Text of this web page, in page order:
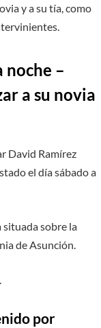
y a su tía, como
noche –
a su novia
David Ramírez
el día sábado a
situada sobre la
de Asunción.
por